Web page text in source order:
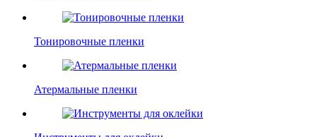
Тонировочные пленки
Атермальные пленки